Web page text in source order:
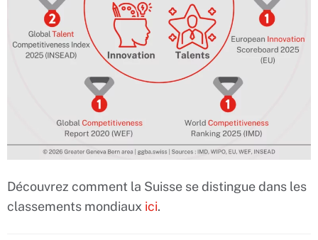
Découvrez comment la Suisse se distingue dans les
classements mondiaux ici.